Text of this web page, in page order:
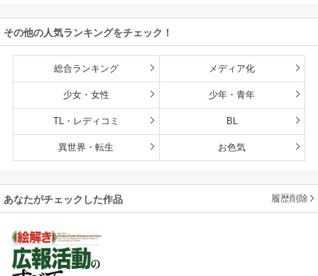
その他の人気ランキングをチェック！
総合ランキング メディア化
少女・女性 少年・青年
TL・レディコミ BL
異世界・転生 お色気
あなたがチェックした作品 履歴削除